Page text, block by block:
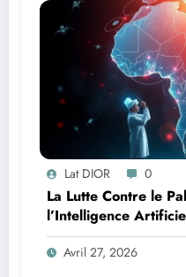
Lat DIOR 0
La Lutte Contre le
l’Intelligence
Contre la Montre
Avril 27, 2026